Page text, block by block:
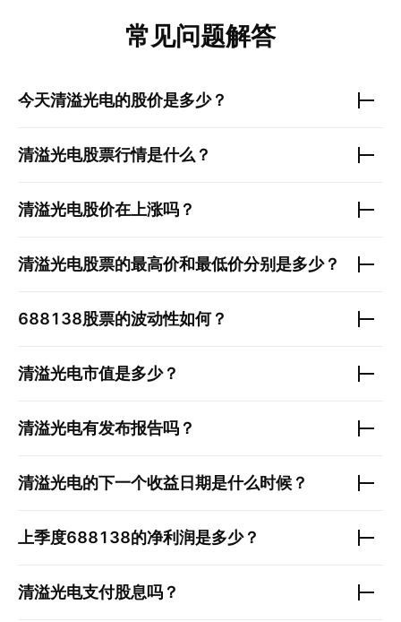
常见问题解答
今天清溢光电的股价是多少？
清溢光电股票行情是什么？
清溢光电股价在上涨吗？
清溢光电股票的最高价和最低价分别是多少？
688138股票的波动性如何？
清溢光电市值是多少？
清溢光电有发布报告吗？
清溢光电的下一个收益日期是什么时候？
上季度688138的净利润是多少？
清溢光电支付股息吗？